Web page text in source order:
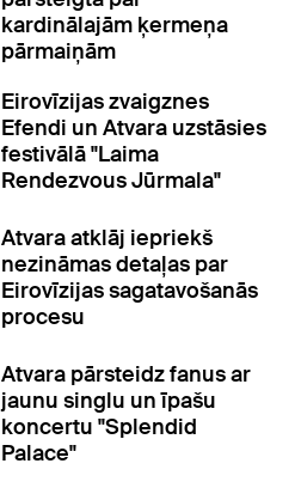
kardinālajām ķermeņa
pārmaiņām
Eirovīzijas zvaigznes
Efendi un Atvara uzstāsies
festivālā "Laima
Rendezvous Jūrmala"
Atvara atklāj iepriekš
nezināmas detaļas par
Eirovīzijas sagatavošanās
procesu
Atvara pārsteidz fanus ar
jaunu singlu un īpašu
koncertu "Splendid
Palace"